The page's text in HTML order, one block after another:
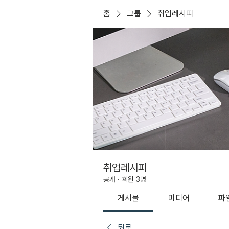
홈 그룹 취업레시피
취업레시피
공개 · 회원 3명
게시물 미디어 파